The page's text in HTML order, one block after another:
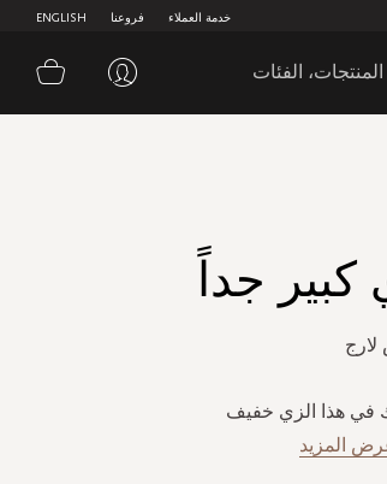
ENGLISH فروعنا خدمة العملاء
سلة
جداً
في هذا الزي خفيف
المزيد